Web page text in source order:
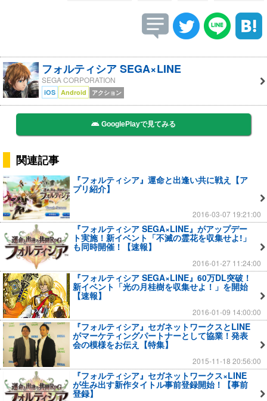
フォルティシア SEGA×LINE
SEGA CORPORATION
iOS Android アクション
GooglePlayで見てみる
関連記事
『フォルティシア』運命と出逢い共に戦え【ア
プリ紹介】
2016-03-07 19:21:00
『フォルティシア SEGA×LINE』がアップデー
ト実施！新イベント「不滅の霊花を収集せよ!」
も同時開催！【速報】
2016-01-27 11:24:00
『フォルティシア SEGA×LINE』60万DL突破！
新イベント「光の月桂樹を収集せよ！」を開始
【速報】
2016-01-09 14:00:00
『フォルティシア』セガネットワークスとLINE
がマーケティングパートナーとして協業！発表
会の模様をお伝え【特集】
2015-11-18 20:56:00
『フォルティシア』セガネットワークス×LINE
が生み出す新作タイトル事前登録開始！【事前
登録】